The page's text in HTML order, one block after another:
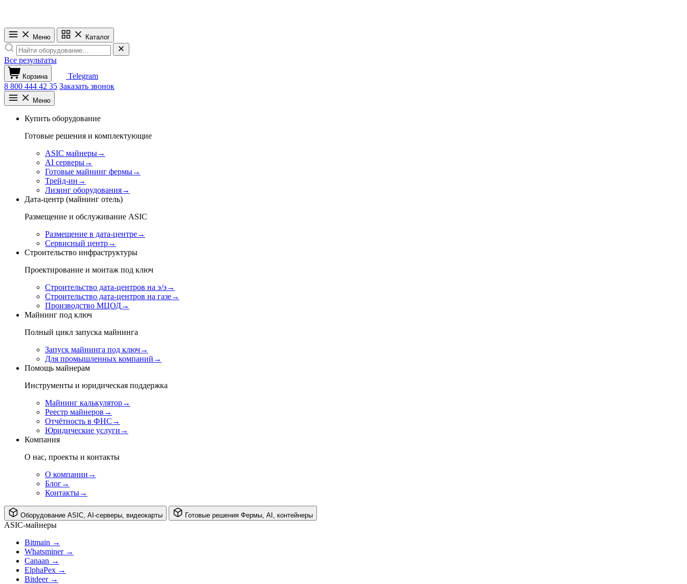
Меню Каталог
Все результаты
Корзина
Telegram
8 800 444 42 35 Заказать звонок
Меню
Купить оборудование
Готовые решения и комплектующие
ASIC майнеры→
AI серверы→
Готовые майнинг фермы→
Трейд-ин →
Лизинг оборудования→
Дата-центр (майнинг отель)
Размещение и обслуживание ASIC
Размещение в дата-центре→
Сервисный центр→
Строительство инфраструктуры
Проектирование и монтаж под ключ
Строительство дата-центров на э/э→
Строительство дата-центров на газе→
Производство МЦОД→
Майнинг под ключ
Полный цикл запуска майнинга
Запуск майнинга под ключ→
Для промышленных компаний →
Помощь майнерам
Инструменты и юридическая поддержка
Майнинг калькулятор→
Реестр майнеров →
Отчётность в ФНС →
Юридические услуги →
Компания
О нас, проекты и контакты
О компании →
Блог→
Контакты→
Оборудование ASIC, AI-серверы, видеокарты Готовые решения Фермы, AI, контейнеры
ASIC-майнеры
Bitmain →
Whatsminer →
Canaan →
ElphaPex →
Bitdeer →